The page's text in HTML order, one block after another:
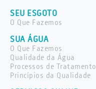
SEU ESGOTO
O Que Fazemos
SUA ÁGUA
O Que Fazemos
Qualidade da Água
Processos de Tratamento
Princípios da Qualidade